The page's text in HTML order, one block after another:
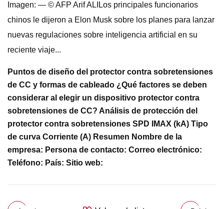
Imagen: — © AFP Arif ALILos principales funcionarios
chinos le dijeron a Elon Musk sobre los planes para lanzar
nuevas regulaciones sobre inteligencia artificial en su
reciente viaje...
Puntos de diseño del protector contra sobretensiones
de CC y formas de cableado ¿Qué factores se deben
considerar al elegir un dispositivo protector contra
sobretensiones de CC? Análisis de protección del
protector contra sobretensiones SPD IMAX (kA) Tipo
de curva Corriente (A) Resumen Nombre de la
empresa: Persona de contacto: Correo electrónico:
Teléfono: País: Sitio web: